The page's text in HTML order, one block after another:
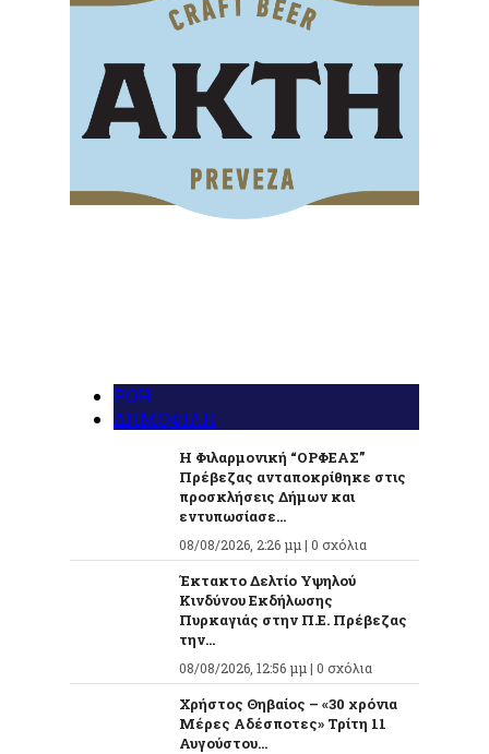
ΡΟΗ
ΔΗΜΟΦΙΛΗ
Η Φιλαρμονική “ΟΡΦΕΑΣ”
Πρέβεζας ανταποκρίθηκε στις
προσκλήσεις Δήμων και
εντυπωσίασε...
08/08/2026, 2:26 μμ | 0 σχόλια
Έκτακτο Δελτίο Υψηλού
Κινδύνου Εκδήλωσης
Πυρκαγιάς στην Π.Ε. Πρέβεζας
την...
08/08/2026, 12:56 μμ | 0 σχόλια
Χρήστος Θηβαίος – «30 χρόνια
Μέρες Αδέσποτες» Τρίτη 11
Αυγούστου...